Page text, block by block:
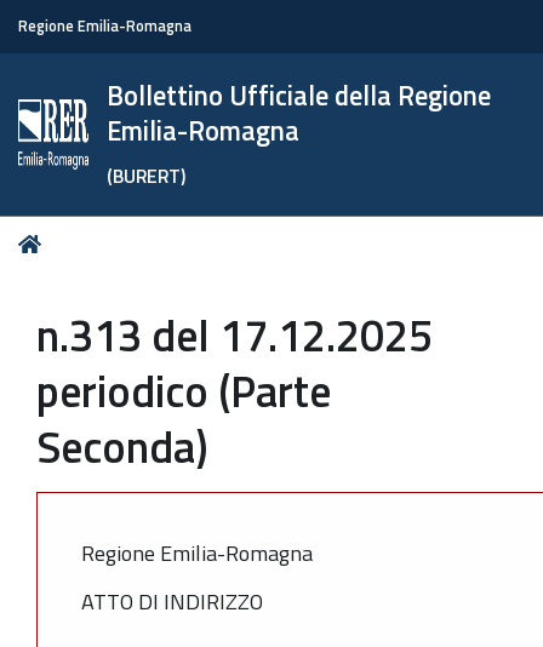
Regione Emilia-Romagna
Bollettino Ufficiale della Regione
Emilia-Romagna
(BURERT)
Tu
n.313 del 17.12.2025
periodico (Parte
Seconda)
Regione Emilia-Romagna
ATTO DI INDIRIZZO